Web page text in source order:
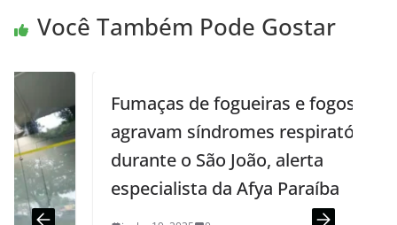
Você Também Pode Gostar
Fumaças de fogueiras e fogos
agravam síndromes respiratórias
durante o São João, alerta
especialista da Afya Paraíba